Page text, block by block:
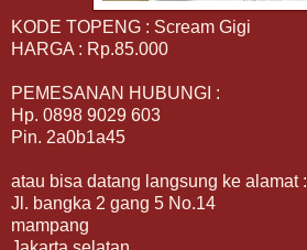
KODE TOPENG : Scream Gigi
HARGA : Rp.85.000
PEMESANAN HUBUNGI :
Hp. 0898 9029 603
Pin. 2a0b1a45
atau bisa datang langsung ke alamat :
Jl. bangka 2 gang 5 No.14
mampang